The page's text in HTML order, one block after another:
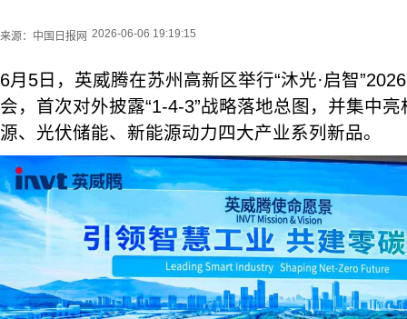
来源： 中国日报网 2026-06-06 19:19:15
6月5日，英威腾在苏州高新区举行“沐光·启智
会，首次对外披露“1-4-3”战略落地总图，并集中
源、光伏储能、新能源动力四大产业系列新品。